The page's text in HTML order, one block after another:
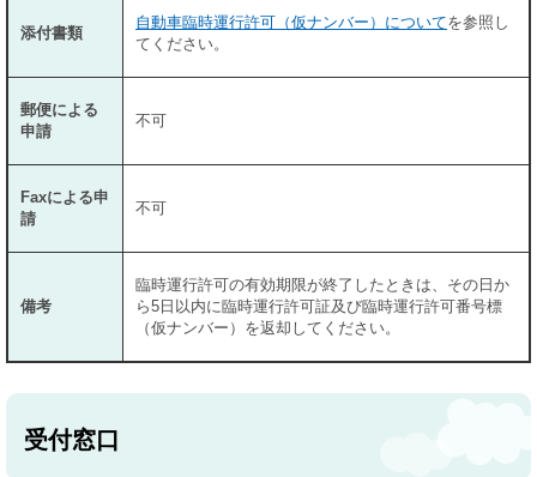
添付書類
自動車臨時運行許可（仮ナンバー）についてを参照し
てください。
郵便による
申請
不可
Faxによる申
請
不可
備考
臨時運行許可の有効期限が終了したときは、その日か
ら5日以内に臨時運行許可証及び臨時運行許可番号標
（仮ナンバー）を返却してください。
受付窓口